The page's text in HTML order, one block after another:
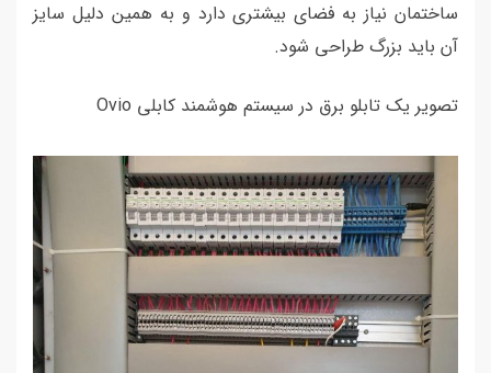
ساختمان نیاز به فضای بیشتری دارد و به همین دلیل سایز
آن باید بزرگ طراحی شود.
تصویر یک تابلو برق در سیستم هوشمند کابلی Ovio